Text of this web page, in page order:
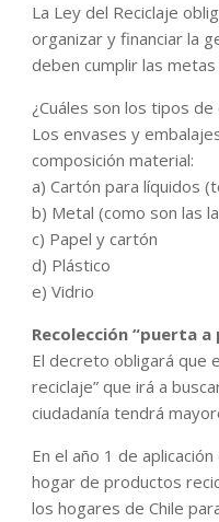
La Ley del Reciclaje
organizar y financiar la
deben cumplir las
¿Cuáles son los tipos
Los envases y
composición material:
a) Cartón para líquidos
b) Metal (como son las
c) Papel y cartón
d) Plástico
e) Vidrio
Recolección “puerta a
El decreto obligará que
reciclaje” que irá a
ciudadanía tendrá
En el año 1 de
hogar de productos
los hogares de Chile